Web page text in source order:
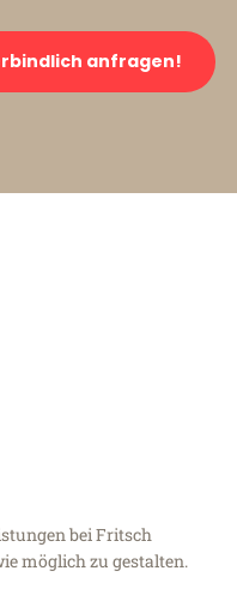
anfragen!
bei Fritsch
möglich zu gestalten.